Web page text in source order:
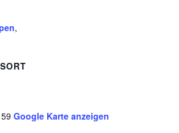
,
Google Karte anzeigen